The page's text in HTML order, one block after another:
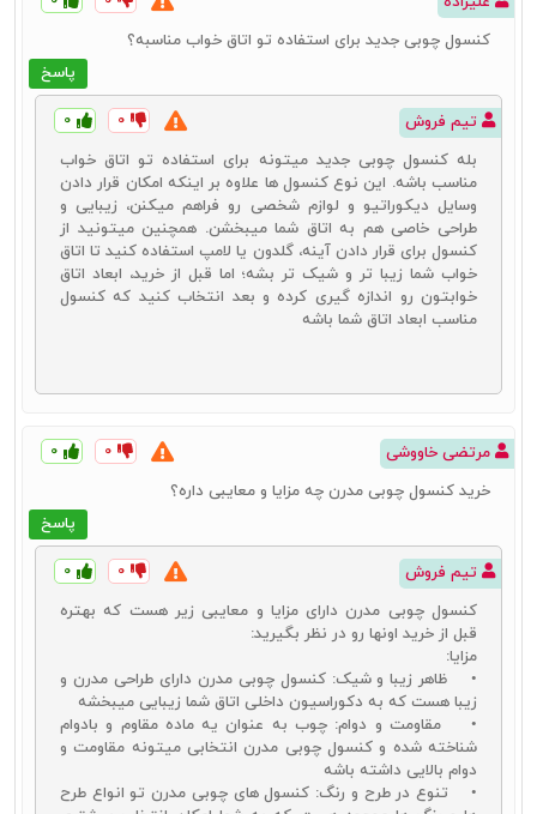
پاسخ
کنسول چوبی جدید برای استفاده تو اتاق خواب مناسبه؟
تیم فروش ۰ ۰
بله کنسول چوبی جدید میتونه برای استفاده تو اتاق خواب
مناسب باشه. این نوع کنسول‌ ها علاوه بر اینکه امکان قرار دادن
وسایل دیکوراتیو و لوازم شخصی رو فراهم میکنن، زیبایی و
طراحی خاصی هم به اتاق شما میبخشن. همچنین میتونید از
کنسول برای قرار دادن آینه، گلدون یا لامپ استفاده کنید تا اتاق
خواب شما زیبا تر و شیک‌ تر بشه؛ اما قبل از خرید، ابعاد اتاق
خوابتون رو اندازه‌ گیری کرده و بعد انتخاب کنید که کنسول
مناسب ابعاد اتاق شما باشه
مرتضی خاووشی ۰ ۰
پاسخ
خرید کنسول چوبی مدرن چه مزایا و معایبی داره؟
تیم فروش ۰ ۰
کنسول چوبی مدرن دارای مزایا و معایبی زیر هست که بهتره
قبل از خرید اونها رو در نظر بگیرید:
مزایا:
• ظاهر زیبا و شیک: کنسول چوبی مدرن دارای طراحی‌ مدرن و
زیبا هست که به دکوراسیون داخلی اتاق شما زیبایی میبخشه
• مقاومت و دوام: چوب به عنوان یه ماده مقاوم و بادوام
شناخته شده و کنسول چوبی مدرن انتخابی میتونه مقاومت و
دوام بالایی داشته باشه
• تنوع در طرح و رنگ: کنسول‌ های چوبی مدرن تو انواع طرح‌